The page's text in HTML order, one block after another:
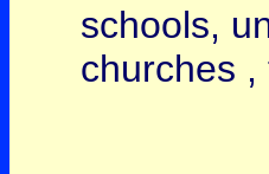
schools,
churches